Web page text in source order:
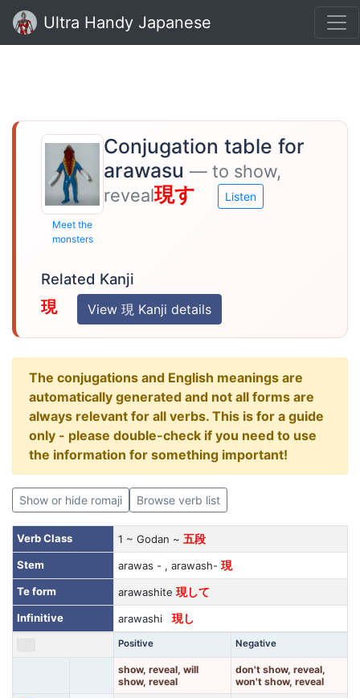
Ultra Handy Japanese
Meet the
monsters
Conjugation table for
arawasu — to show,
reveal現す Listen
Related Kanji
現 View 現 Kanji details
The conjugations and English meanings are
automatically generated and not all forms are
always relevant for all verbs. This is for a guide
only - please double-check if you need to use
the information for something important!
Show or hide romaji Browse verb list
Verb Class 1 ~ Godan ~ 五段
Stem
arawas - , arawash- 現
Te form
arawashite 現して
Infinitive
arawashi 現し
Positive Negative
show, reveal, will
show, reveal
don't show, reveal,
won't show, reveal